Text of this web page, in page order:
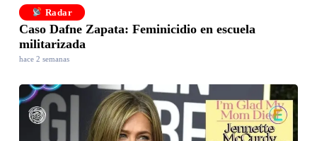
Radar
Caso Dafne Zapata: Feminicidio en escuela
militarizada
hace 2 semanas